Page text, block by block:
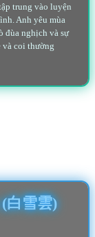
trung vào luyện
Anh yêu mùa
đùa nghịch và sự
và coi thường
白雪雲)